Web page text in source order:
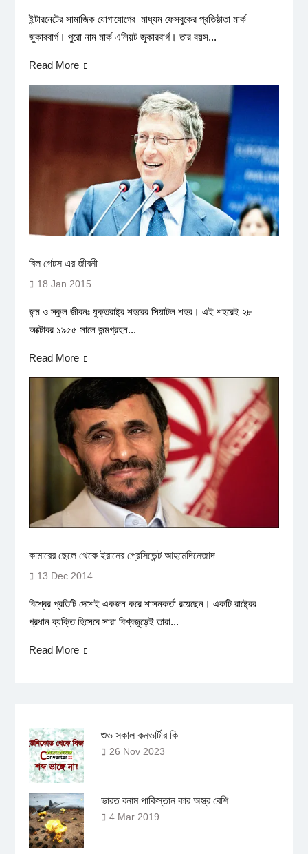
ইন্টারনেটের সামাজিক যোগাযোগের মাধ্যম ফেসবুকের প্রতিষ্ঠাতা মার্ক
জুকারবার্গ। পুরো নাম মার্ক এলিয়ট জুকারবার্গ। তার বয়স...
Read More
বিল গেটস এর জীবনী
18 Jan 2015
জন্ম ও স্কুল জীবনঃ যুক্তরাষ্ট্র শহরের সিয়াটল শহর। এই শহরেই ২৮
অক্টোবর ১৯৫৫ সালে জন্মগ্রহন...
Read More
কামারের ছেলে থেকে ইরানের প্রেসিডেন্ট আহমেদিনেজাদ
13 Dec 2014
বিশ্বের প্রতিটি দেশেই একজন করে শাসনকর্তা রয়েছেন। একটি রাষ্ট্রের
প্রধান ব্যক্তি হিসেবে সারা বিশ্বজুড়েই তারা...
Read More
শুভ সকাল কনভার্টার কি
26 Nov 2023
ভারত বনাম পাকিস্তান কার অস্ত্র বেশি
4 Mar 2019